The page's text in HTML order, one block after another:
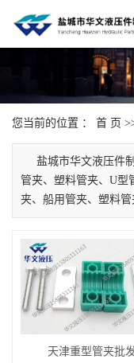
您当前的位置 ： 首 页
盐城市华文液压件
管夹、塑料管夹、U型
夹、船用管夹、塑料管
天津重型管夹批